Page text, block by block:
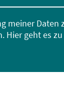
meiner Daten
Hier geht es